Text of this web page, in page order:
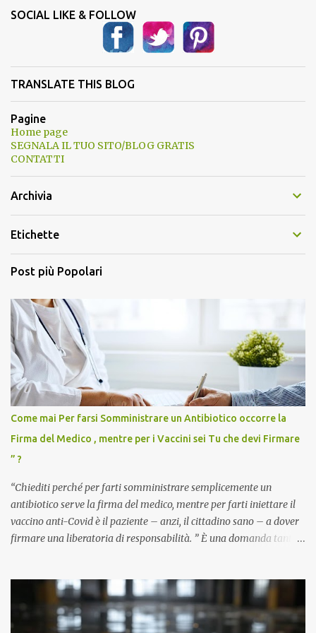
SOCIAL LIKE & FOLLOW
TRANSLATE THIS BLOG
Pagine
Home page
SEGNALA IL TUO SITO/BLOG GRATIS
CONTATTI
Archivia
Etichette
Post più Popolari
Come mai Per farsi Somministrare un Antibiotico occorre la
Firma del Medico , mentre per i Vaccini sei Tu che devi Firmare
” ?
“Chiediti perché per farti somministrare semplicemente un
antibiotico serve la firma del medico, mentre per farti iniettare il
vaccino anti-Covid è il paziente – anzi, il cittadino sano – a dover
firmare una liberatoria di responsabilità. ” È una domanda tanto
pandemia. Un interrogativo che dovrebbe scuotere chiunque abbia
ancora il coraggio di pensare con la propria testa. Per il vaccino
anti-Covid, un pro-farmaco, con autorizzazione condizionata,